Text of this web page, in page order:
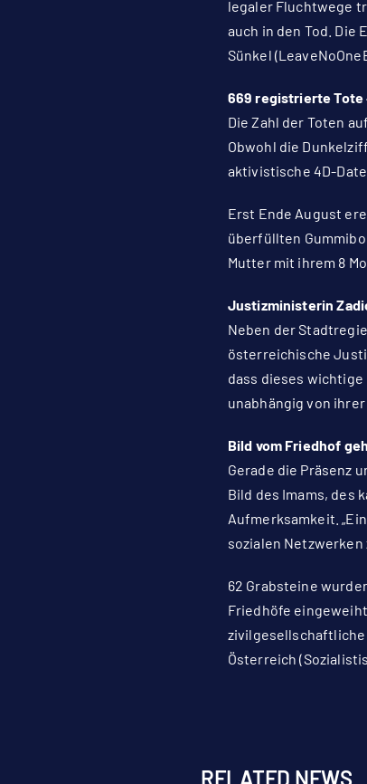
legaler Fluchtwege
auch in den Tod. Die
Sünkel
669 registrierte
Die Zahl der Toten
Obwohl die
aktivistische 4D-
Erst Ende August
überfüllten
Mutter mit ihrem 8
Justizministerin
Neben der
österreichische
dass dieses
unabhängig von
Bild vom Friedhof
Gerade die Präsenz
Bild des Imams, des
Aufmerksamkeit.
sozialen Netzwerken
62 Grabsteine
Friedhöfe
zivilgesellschaftliche
Österreich
RELATED NEWS